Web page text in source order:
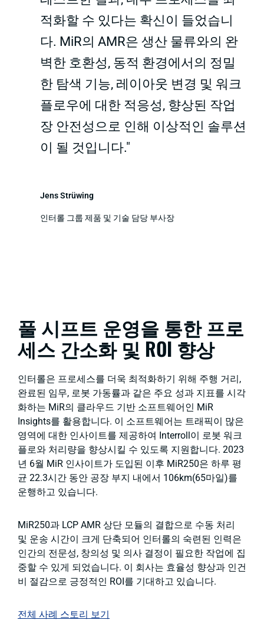
적화할 수 있다는 확신이 들었습니
다. MiR의 AMR은 생산 물류와의 완
벽한 호환성, 동적 환경에서의 정밀
한 탐색 기능, 레이아웃 변경 및 워크
플로우에 대한 적응성, 향상된 작업
장 안전성으로 인해 이상적인 솔루션
이 될 것입니다."
Jens Strüwing
인터롤 그룹 제품 및 기술 담당 부사장
풀 시프트 운영을 통한 프로
세스 간소화 및 ROI 향상
인터롤은 프로세스를 더욱 최적화하기 위해 주행 거리,
완료된 임무, 로봇 가동률과 같은 주요 성과 지표를 시각
화하는 MiR의 클라우드 기반 소프트웨어인 MiR
Insights를 활용합니다. 이 소프트웨어는 트래픽이 많은
영역에 대한 인사이트를 제공하여 Interroll이 로봇 워크
플로와 처리량을 향상시킬 수 있도록 지원합니다. 2023
년 6월 MiR 인사이트가 도입된 이후 MiR250은 하루 평
균 22.3시간 동안 공장 부지 내에서 106km(65마일)를
운행하고 있습니다.
MiR250과 LCP AMR 상단 모듈의 결합으로 수동 처리
및 운송 시간이 크게 단축되어 인터롤의 숙련된 인력은
인간의 전문성, 창의성 및 의사 결정이 필요한 작업에 집
중할 수 있게 되었습니다. 이 회사는 효율성 향상과 인건
비 절감으로 긍정적인 ROI를 기대하고 있습니다.
전체 사례 스토리 보기